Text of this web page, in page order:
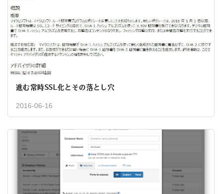
進む常時SSL化とその落とし穴
2016-06-16